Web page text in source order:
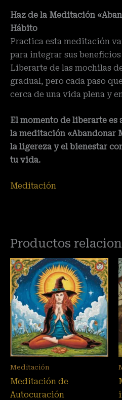
Haz de la Meditación
Hábito
Practica esta meditación
para integrar sus
Liberarte de las mochilas
gradual, pero cada paso
cerca de una vida plena y
El momento de liberarte es
la meditación «Abandonar
la ligereza y el bienestar
tu vida.
​Meditación
Productos
Meditación
Meditación de
Autocuración